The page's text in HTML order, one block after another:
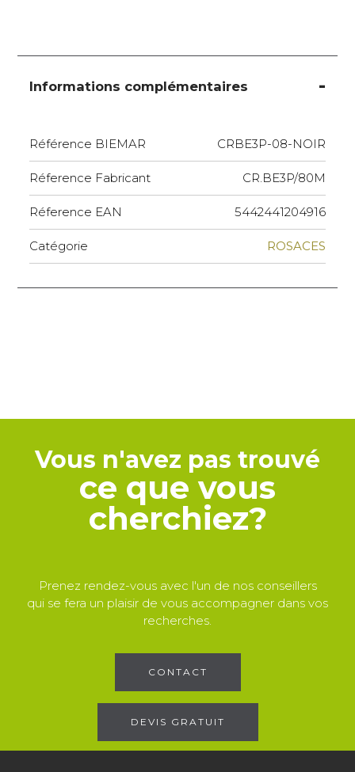
Informations complémentaires
Référence BIEMAR CRBE3P-08-NOIR
Réference Fabricant CR.BE3P/80M
Réference EAN 5442441204916
Catégorie ROSACES
Vous n'avez pas trouvé
ce que vous
cherchiez?
Prenez rendez-vous avec l'un de nos conseillers
qui se fera un plaisir de vous accompagner dans vos
recherches.
CONTACT
DEVIS GRATUIT